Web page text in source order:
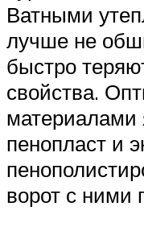
Ватными
лучше не
быстро
свойства.
материалами
пенопласт и
ворот с ними